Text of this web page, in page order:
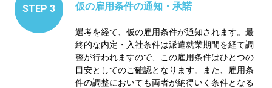
STEP 3 仮の雇用条件の通知・承諾
選考を経て、仮の雇用条件が通知されます。最
終的な内定・入社条件は派遣就業期間を経て調
整が行われますので、この雇用条件はひとつの
目安としてのご確認となります。また、雇用条
件の調整においても両者が納得いく条件となる